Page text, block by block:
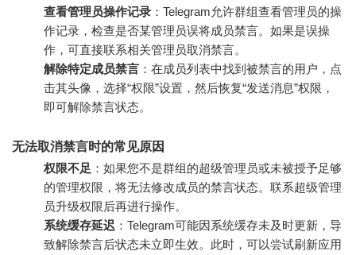
查看管理员操作记录 ：Telegram允许群组查看管理员的操
作记录，检查是否某管理员误将成员禁言。如果是误操
作，可直接联系相关管理员取消禁言。
解除特定成员禁言 ：在成员列表中找到被禁言的用户，点
击其头像，选择“权限”设置，然后恢复“发送消息”权限，
即可解除禁言状态。
无法取消禁言时的常见原因
权限不足 ：如果您不是群组的超级管理员或未被授予足够
的管理权限，将无法修改成员的禁言状态。联系超级管理
员升级权限后再进行操作。
系统缓存延迟 ：Telegram可能因系统缓存未及时更新，导
致解除禁言后状态未立即生效。此时，可以尝试刷新应用